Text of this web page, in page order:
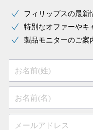
フィリップスの最新
特別なオファーやキ
製品モニターのご案
お名前(姓)
お名前(名)
メールアドレス